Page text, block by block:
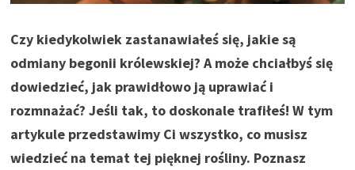
Czy kiedykolwiek zastanawiałeś się, jakie są
odmiany begonii królewskiej? A może chciałbyś się
dowiedzieć, jak prawidłowo ją uprawiać i
rozmnażać? Jeśli tak, to doskonale trafiłeś! W tym
artykule przedstawimy Ci wszystko, co musisz
wiedzieć na temat tej pięknej rośliny. Poznasz